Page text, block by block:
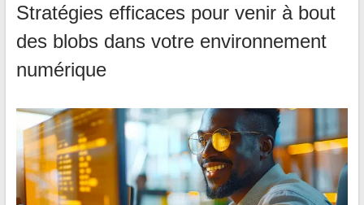
Stratégies efficaces pour venir à bout
des blobs dans votre environnement
numérique